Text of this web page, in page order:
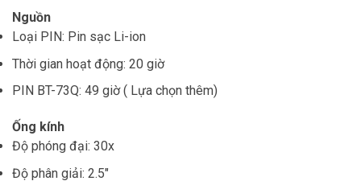
Nguồn
Loại PIN: Pin sạc Li-ion
Thời gian hoạt động: 20 giờ
PIN BT-73Q: 49 giờ ( Lựa chọn thêm)
Ống kính
Độ phóng đại: 30x
Độ phân giải: 2.5″